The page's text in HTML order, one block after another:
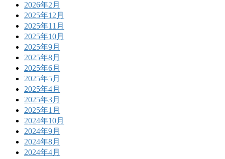
2026年2月
2025年12月
2025年11月
2025年10月
2025年9月
2025年8月
2025年6月
2025年5月
2025年4月
2025年3月
2025年1月
2024年10月
2024年9月
2024年8月
2024年4月